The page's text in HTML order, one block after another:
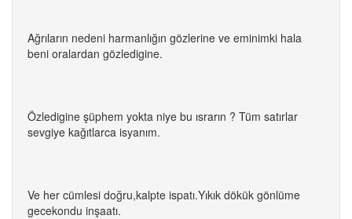
Ağrıların nedeni harmanlığın gözlerine ve eminimki hala
beni oralardan gözledigine.
Özledigine şüphem yokta niye bu ısrarın ? Tüm satırlar
sevgiye kağıtlarca isyanım.
Ve her cümlesi doğru,kalpte ispatı.Yıkık dökük gönlüme
gecekondu inşaatı.